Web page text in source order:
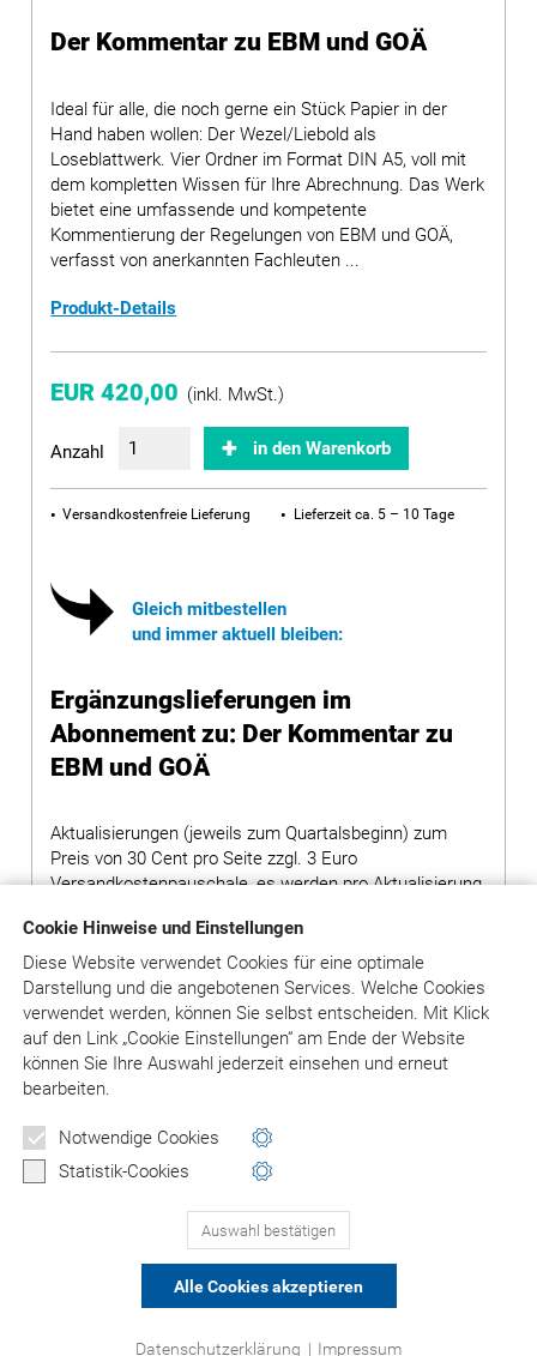
Cookie Hinweise und Einstellungen
Diese Website verwendet Cookies für eine optimale
Darstellung und die angebotenen Services. Welche Cookies
verwendet werden, können Sie selbst entscheiden. Mit Klick
aufden Link „Cookie Einstellungen“ am Ende der Website
können Sie Ihre Auswahl jederzeit einsehen und erneut
bearbeiten.
Notwendige Cookies
Statistik-Cookies
Auswahl bestätigen
Alle Cookies akzeptieren
Datenschutzerklärung | Impressum
Der Kommentar zu EBM und GOÄ
Ideal für alle, die noch gerne ein Stück Papier in der
Hand haben wollen: Der Wezel/Liebold als
Loseblattwerk. Vier Ordner im Format DIN A5, voll mit
dem kompletten Wissen für Ihre Abrechnung. Das Werk
bietet eine umfassende und kompetente
Kommentierung der Regelungen von EBM und GOÄ,
verfasst von anerkannten Fachleuten ...
Produkt-Details
EUR 420,00 (inkl. MwSt.)
Anzahl in den Warenkorb
Versandkostenfreie Lieferung Lieferzeit ca. 5 – 10 Tage
Gleich mitbestellen
und immer aktuell bleiben:
Ergänzungslieferungen im
Abonnement zu: Der Kommentar zu
EBM und GOÄ
Aktualisierungen (jeweils zum Quartalsbeginn) zum
Preis von 30 Cent pro Seite zzgl. 3 Euro
Versandkostenpauschale, es werden pro Aktualisierung
Hinweis: Bei Bestellung von Grundwerken ohne
Ergänzungslieferungen wird ein Aufschlag von 80,00
Euro auf den Preis des Grundwerks erhoben.
in den Warenkorb
PRODUKTE 1-3(VON 3)